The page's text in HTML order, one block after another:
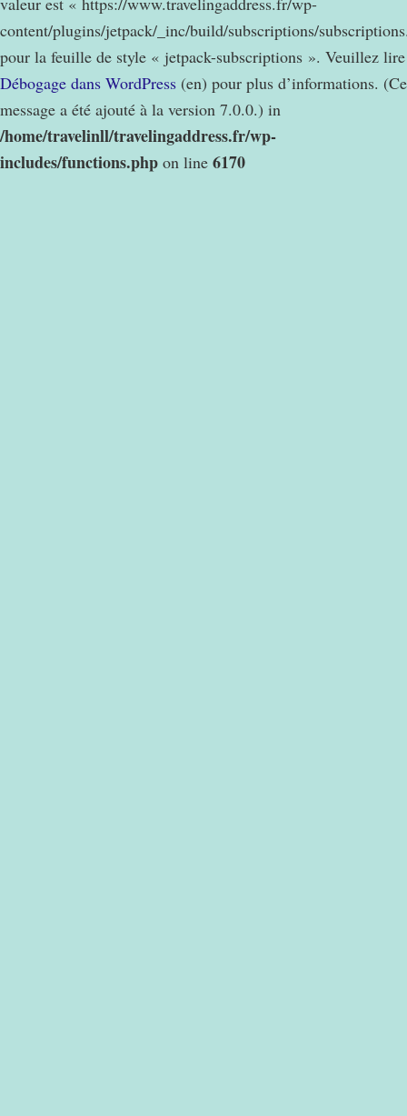
content/plugins/jetpack/_inc/build/subscriptions/
pour la feuille de style « jetpack-subscriptions ». Veuillez lire
Débogage dans WordPress (en) pour plus d’informations. (Ce
message a été ajouté à la version 7.0.0.) in
/home/travelinll/travelingaddress.fr/wp-
includes/functions.php on line 6170